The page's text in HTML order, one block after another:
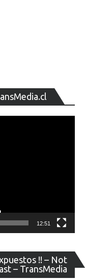
de
12:51
!! – Not
– TransMedia
de